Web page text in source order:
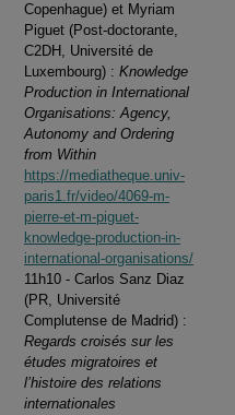
Copenhague) et Myriam
Piguet (Post-doctorante,
C2DH, Université de
Luxembourg) : Knowledge
Production in International
Organisations: Agency,
Autonomy and Ordering
from Within
https://mediatheque.univ-
paris1.fr/video/4069-m-
pierre-et-m-piguet-
knowledge-production-in-
international-organisations/
11h10 - Carlos Sanz Diaz
(PR, Université
Complutense de Madrid) :
Regards croisés sur les
études migratoires et
l’histoire des relations
internationales